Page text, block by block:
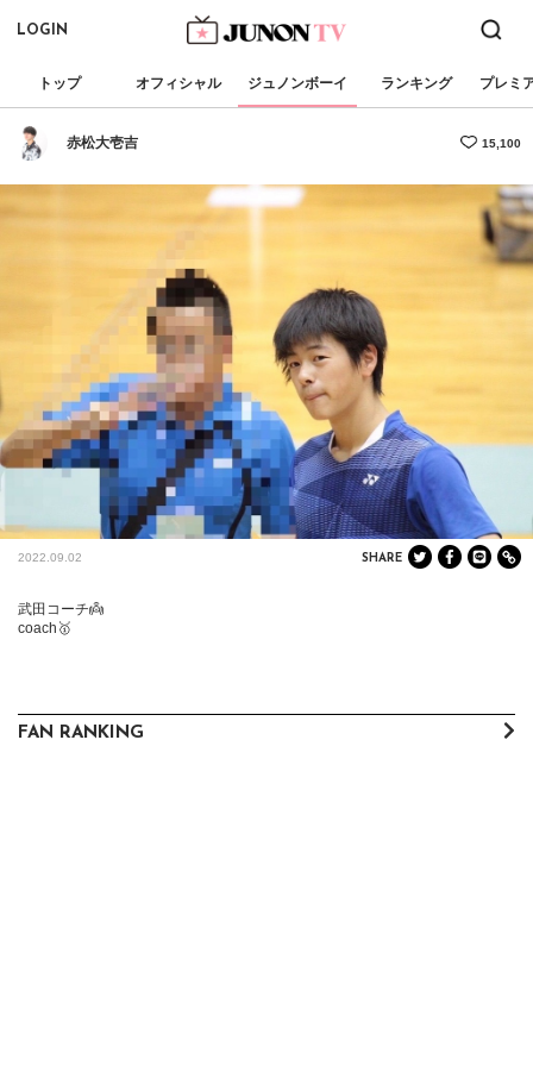
LOGIN
トップ オフィシャル ジュノンボーイ ランキング プレミ
赤松大壱吉 15,100
2022.09.02 SHARE
武田コーチ👼
coach🥇
FAN RANKING